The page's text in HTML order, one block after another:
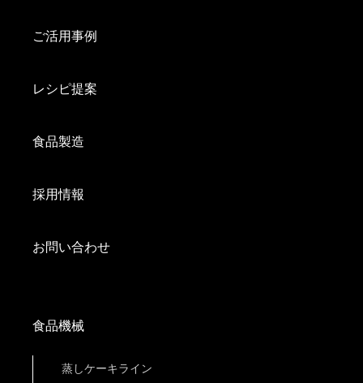
ご活用事例
レシピ提案
食品製造
採用情報
お問い合わせ
食品機械
蒸しケーキライン